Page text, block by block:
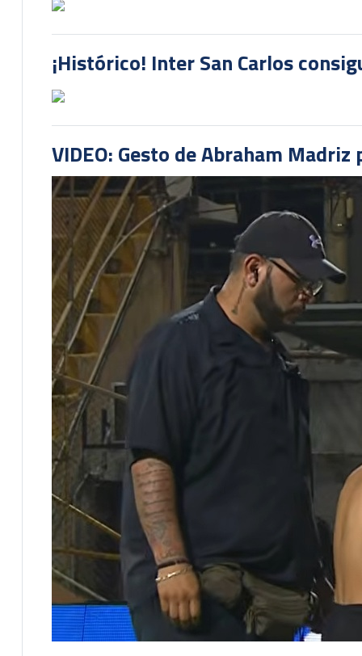
¡Histórico! Inter San Carlos
VIDEO: Gesto de Abraham